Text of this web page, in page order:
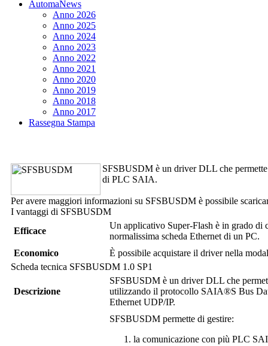
AutomaNews
Anno 2026
Anno 2025
Anno 2024
Anno 2023
Anno 2022
Anno 2021
Anno 2020
Anno 2019
Anno 2018
Anno 2017
Rassegna Stampa
SFSBUSDM è un driver DLL che
di PLC SAIA.
Per avere maggiori informazioni su SFSBUSDM è possibile
I vantaggi di SFSBUSDM
Efficace
Un applicativo Super-Flash è in grado di
normalissima scheda Ethernet di un PC.
Economico
È possibile acquistare il driver nella
Scheda tecnica SFSBUSDM 1.0 SP1
Descrizione
SFSBUSDM è un driver DLL che
utilizzando il protocollo SAIA®S Bus
Ethernet UDP/IP.
SFSBUSDM permette di gestire:
la comunicazione con più PLC